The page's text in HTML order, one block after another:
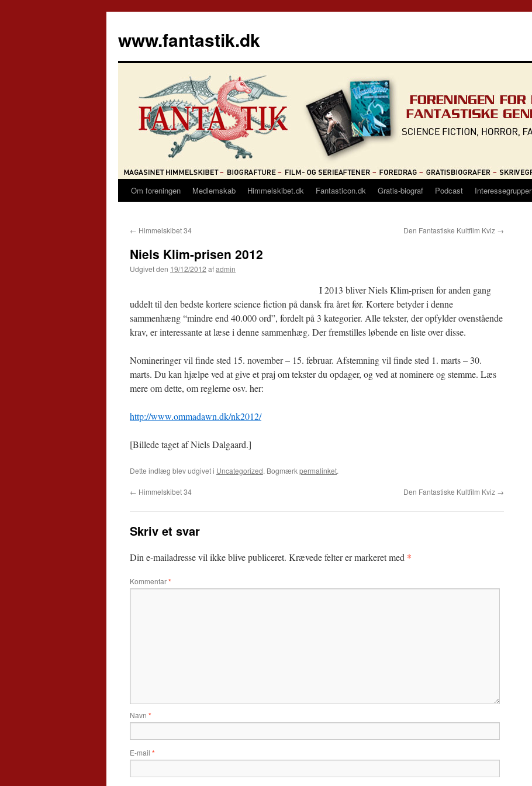
indhold
www.fantastik.dk
Om foreningen Medlemskab Himmelskibet.dk Fantasticon.dk Gratis-biograf Podcast Interessegrupper
← Himmelskibet 34 Den Fantastiske Kultfilm Kviz →
Niels Klim-prisen 2012
Udgivet den 19/12/2012 afadmin
I 2013 bliver Niels Klim-prisen for anden gang
uddelt til den bedste kortere science fiction på dansk fra året før. Kortere betyder i denne
sammenhæng “mindre end 40.000 ord”, fordelt på 3 kategorier. Alle tekster, der opfylder ovenstående
krav, er interessante at læse i denne sammenhæg. Der fremstilles løbende en liste over disse.
Nomineringer vil finde sted 15. november – 15. februar. Afstemning vil finde sted 1. marts – 30.
marts. Du kan hjælpe ved at give et praj om tekster du opdager, og ved at nominere og stemme. Læs
mere om dette, om reglerne osv. her:
http://www.ommadawn.dk/nk2012/
[Billede taget af Niels Dalgaard.]
Dette indlæg blev udgivet i Uncategorized. Bogmærkpermalinket.
← Himmelskibet 34 Den Fantastiske Kultfilm Kviz →
Skriv et svar
Din e-mailadresse vil ikke blive publiceret. Krævede felter er markeret med *
Kommentar*
Navn *
E-mail *